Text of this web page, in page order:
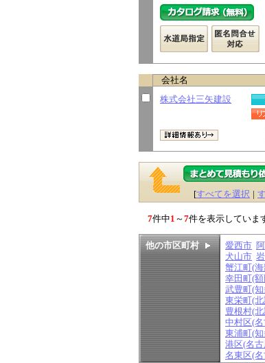
会社名
株式会社三矢建設
[すべてを選択 |
7件中1 ～7件を表示していま
他の市区町村 愛西市
犬山市
蟹江町(
幸田町(
武豊町(
東栄町(
豊根村(
中村区(
東浦町(
港区(名
名東区(